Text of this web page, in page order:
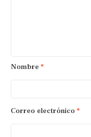
Nombre *
Correo electrónico *